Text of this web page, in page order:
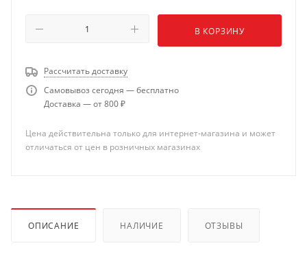
В КОРЗИНУ
Рассчитать доставку
Самовывоз сегодня — бесплатно
Доставка — от 800 ₽
Цена действительна только для интернет-магазина и может
отличаться от цен в розничных магазинах
ОПИСАНИЕ НАЛИЧИЕ ОТЗЫВЫ